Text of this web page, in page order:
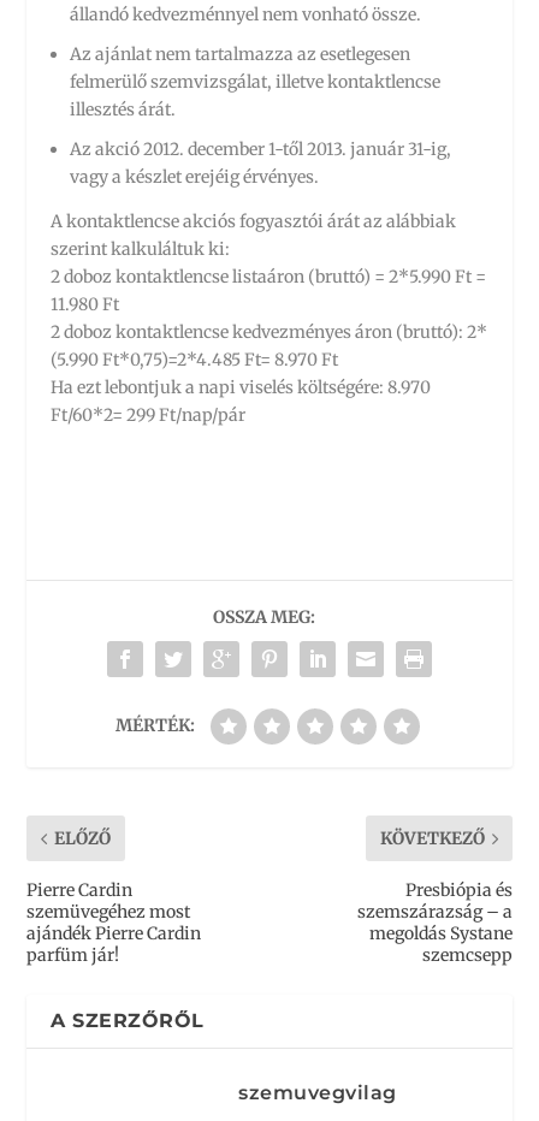
állandó kedvezménnyel nem vonható össze.
Az ajánlat nem tartalmazza az esetlegesen
felmerülő szemvizsgálat, illetve kontaktlencse
illesztés árát.
Az akció 2012. december 1-től 2013. január 31-ig,
vagy a készlet erejéig érvényes.
A kontaktlencse akciós fogyasztói árát az alábbiak
szerint kalkuláltuk ki:
2 doboz kontaktlencse listaáron (bruttó) = 2*5.990 Ft =
11.980 Ft
2 doboz kontaktlencse kedvezményes áron (bruttó): 2*
(5.990 Ft*0,75)=2*4.485 Ft= 8.970 Ft
Ha ezt lebontjuk a napi viselés költségére: 8.970
Ft/60*2= 299 Ft/nap/pár
OSSZA MEG:
MÉRTÉK:
ELŐZŐ
Pierre Cardin
szemüvegéhez most
ajándék Pierre Cardin
parfüm jár!
KÖVETKEZŐ
Presbiópia és
szemszárazság – a
megoldás Systane
szemcsepp
A SZERZŐRŐL
szemuvegvilag